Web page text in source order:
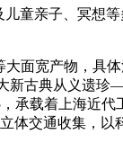
亲子、冥想
宽产物，具
新古典从义遗
载着上海近
交通收集，